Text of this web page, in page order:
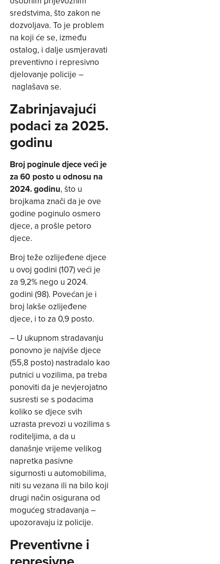
sredstvima, što zakon ne
dozvoljava. To je problem
na koji će se, između
ostalog, i dalje usmjeravati
preventivno i represivno
djelovanje policije –
naglašava se.
Zabrinjavajući
podaci za 2025.
godinu
Broj poginule djece veći je
za 60 posto u odnosu na
2024. godinu, što u
brojkama znači da je ove
godine poginulo osmero
djece, a prošle petoro
djece.
Broj teže ozlijeđene djece
u ovoj godini (107) veći je
za 9,2% nego u 2024.
godini (98). Povećan je i
broj lakše ozlijeđene
djece, i to za 0,9 posto.
– U ukupnom stradavanju
ponovno je najviše djece
(55,8 posto) nastradalo kao
putnici u vozilima, pa treba
ponoviti da je nevjerojatno
susresti se s podacima
koliko se djece svih
uzrasta prevozi u vozilima s
roditeljima, a da u
današnje vrijeme velikog
napretka pasivne
sigurnosti u automobilima,
niti su vezana ili na bilo koji
drugi način osigurana od
mogućeg stradavanja –
upozoravaju iz policije.
Preventivne i